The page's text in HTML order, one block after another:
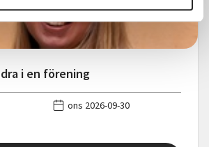
i en förening
ons 2026-09-30